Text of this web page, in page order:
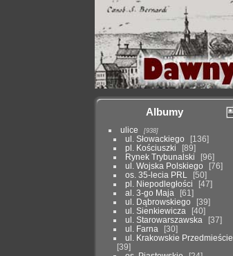
Albumy
ulice 938
ul. Słowackiego
136
pl. Kościuszki
89
Rynek Trybunalski
96
ul. Wojska Polskiego
76
os. 35-lecia PRL
50
pl. Niepodległości
47
al. 3-go Maja
61
ul. Dąbrowskiego
39
ul. Sienkiewicza
40
ul. Starowarszawska
37
ul. Farna
30
ul. Krakowskie Przedmieście
39